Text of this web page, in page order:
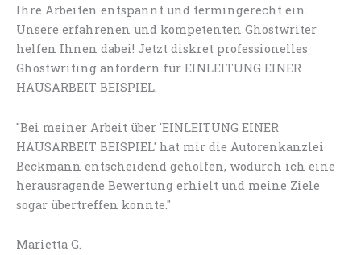
Ihre Arbeiten entspannt und termingerecht ein.
Unsere erfahrenen und kompetenten Ghostwriter
helfen Ihnen dabei! Jetzt diskret professionelles
Ghostwriting anfordern für EINLEITUNG EINER
HAUSARBEIT BEISPIEL.
"Bei meiner Arbeit über 'EINLEITUNG EINER
HAUSARBEIT BEISPIEL' hat mir die Autorenkanzlei
Beckmann entscheidend geholfen, wodurch ich eine
herausragende Bewertung erhielt und meine Ziele
sogar übertreffen konnte."
Marietta G.